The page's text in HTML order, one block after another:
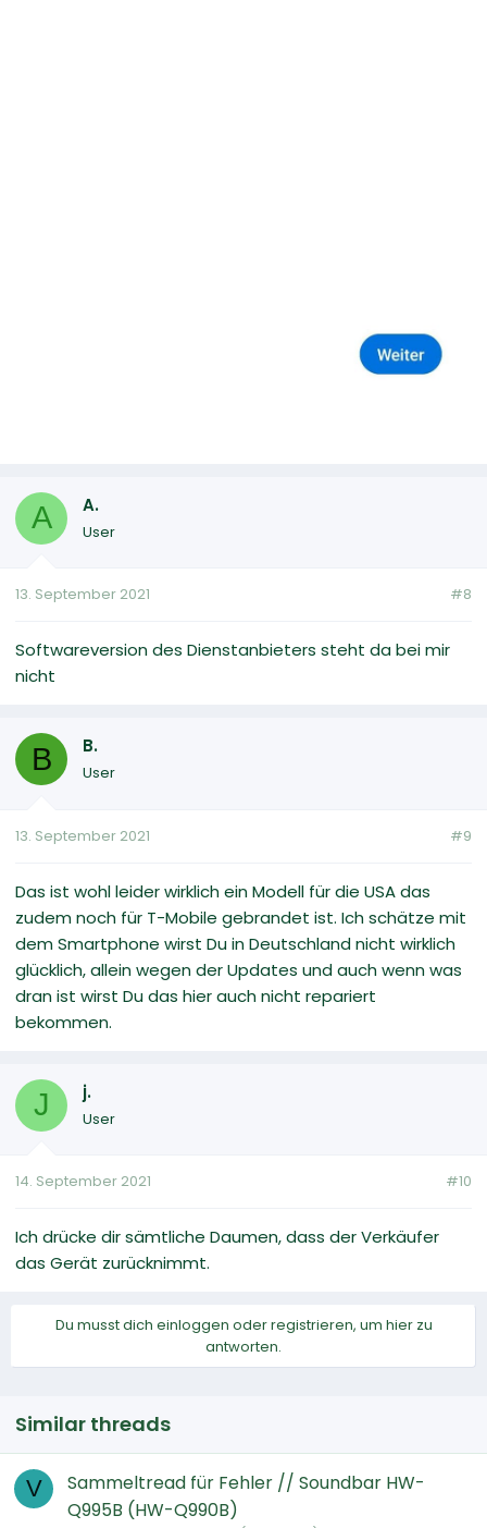
A A.
User
13. September 2021 #8
Softwareversion des Dienstanbieters steht da bei mir
nicht
B B.
User
13. September 2021 #9
Das ist wohl leider wirklich ein Modell für die USA das
zudem noch für T-Mobile gebrandet ist. Ich schätze mit
dem Smartphone wirst Du in Deutschland nicht wirklich
glücklich, allein wegen der Updates und auch wenn was
dran ist wirst Du das hier auch nicht repariert
bekommen.
J j.
User
14. September 2021 #10
Ich drücke dir sämtliche Daumen, dass der Verkäufer
das Gerät zurücknimmt.
Du musst dich einloggen oder registrieren, um hier zu
antworten.
Similar threads
V
Sammeltread für Fehler // Soundbar HW-
Q995B (HW-Q990B)